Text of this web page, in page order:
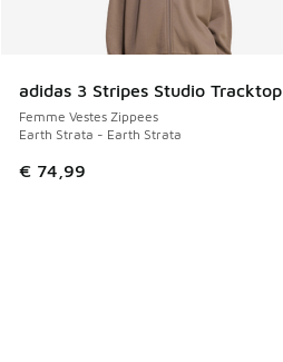
adidas 3 Stripes Studio Tracktop
Femme Vestes Zippees
Earth Strata - Earth Strata
€ 74,99